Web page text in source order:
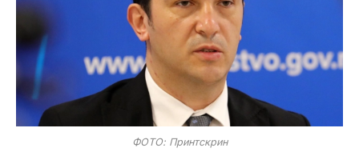
ФОТО: Принтскрин